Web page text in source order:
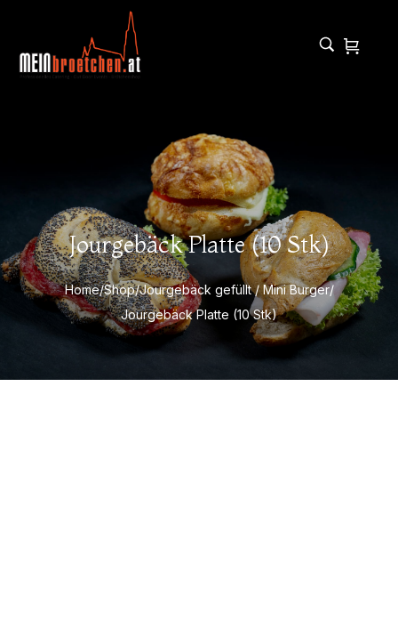
Jourgebäck Platte (10 Stk)
Home/Shop/Jourgebäck gefüllt / Mini Burger/
Jourgebäck Platte (10 Stk)